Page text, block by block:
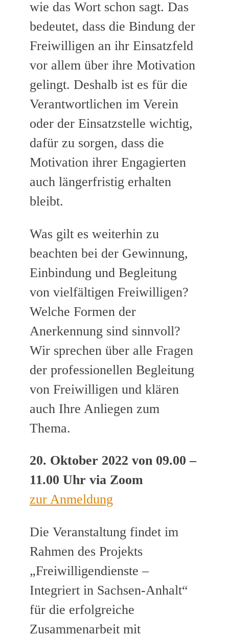
wie das Wort schon sagt. Das
bedeutet, dass die Bindung der
Freiwilligen an ihr Einsatzfeld
vor allem über ihre Motivation
gelingt. Deshalb ist es für die
Verantwortlichen im Verein
oder der Einsatzstelle wichtig,
dafür zu sorgen, dass die
Motivation ihrer Engagierten
auch längerfristig erhalten
bleibt.
Was gilt es weiterhin zu
beachten bei der Gewinnung,
Einbindung und Begleitung
von vielfältigen Freiwilligen?
Welche Formen der
Anerkennung sind sinnvoll?
Wir sprechen über alle Fragen
der professionellen Begleitung
von Freiwilligen und klären
auch Ihre Anliegen zum
Thema.
20. Oktober 2022 von 09.00 –
11.00 Uhr via Zoom
zur Anmeldung
Die Veranstaltung findet im
Rahmen des Projekts
„Freiwilligendienste –
Integriert in Sachsen-Anhalt“
für die erfolgreiche
Zusammenarbeit mit